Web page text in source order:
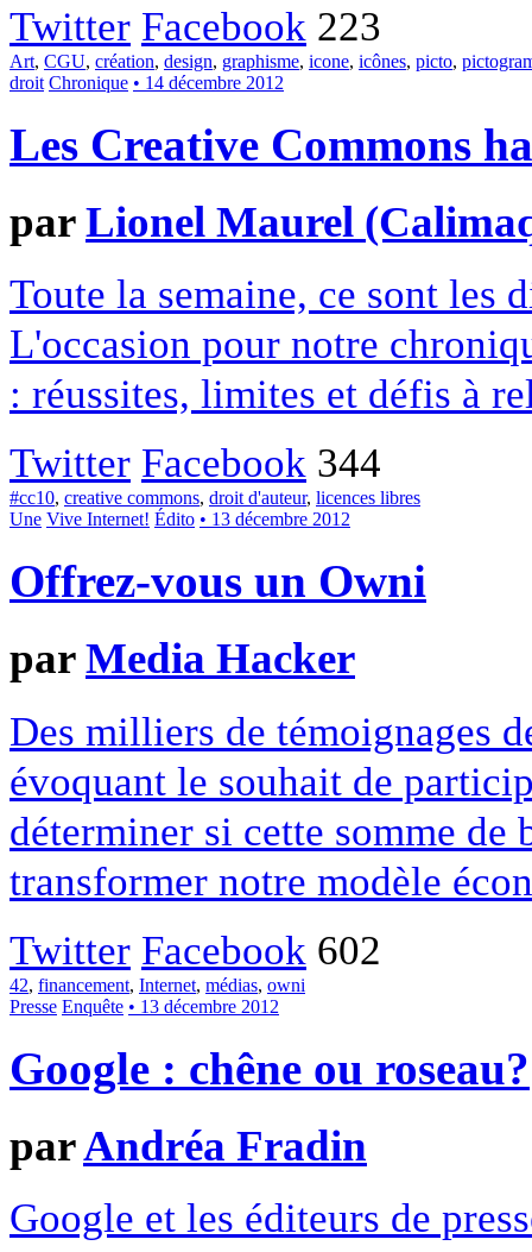
Twitter Facebook 223
Art, CGU, création, design, graphisme, icone, icônes, picto,
droit Chronique • 14 décembre 2012
Les Creative Commons
parLionel Maurel
Toute la semaine, ce sont les
L'occasion pour notre
: réussites, limites et défis à
Twitter Facebook 344
#cc10, creative commons, droit d'auteur, licences libres
Une Vive Internet! Édito • 13 décembre 2012
Offrez-vous un Owni
parMedia Hacker
Des milliers de témoignages
évoquant le souhait de
déterminer si cette somme
transformer notre modèle
Twitter Facebook 602
42, financement, Internet, médias, owni
Presse Enquête • 13 décembre 2012
Google : chêne ou roseau?
parAndréa Fradin
Google et les éditeurs de